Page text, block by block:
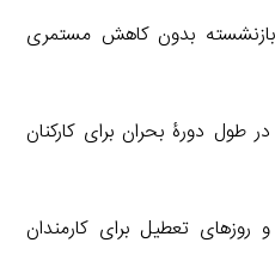
بازنشسته بدون کاهش مستمری
طول دورۀ بحران برای کارکنان
تعطیل برای کارمندان